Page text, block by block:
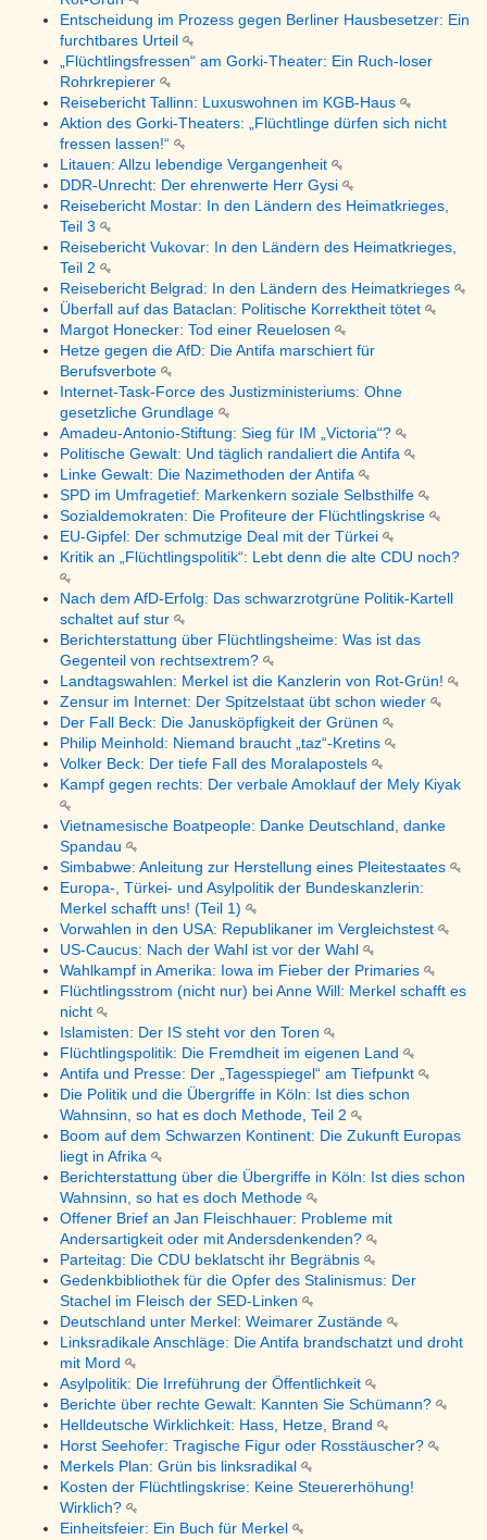
Entscheidung im Prozess gegen Berliner Hausbesetzer: Ein
furchtbares Urteil
„Flüchtlingsfressen“ am Gorki-Theater: Ein Ruch-loser
Rohrkrepierer
Reisebericht Tallinn: Luxuswohnen im KGB-Haus
Aktion des Gorki-Theaters: „Flüchtlinge dürfen sich nicht
fressen lassen!“
Litauen: Allzu lebendige Vergangenheit
DDR-Unrecht: Der ehrenwerte Herr Gysi
Reisebericht Mostar: In den Ländern des Heimatkrieges,
Teil 3
Reisebericht Vukovar: In den Ländern des Heimatkrieges,
Teil 2
Reisebericht Belgrad: In den Ländern des Heimatkrieges
Überfall auf das Bataclan: Politische Korrektheit tötet
Margot Honecker: Tod einer Reuelosen
Hetze gegen die AfD: Die Antifa marschiert für
Berufsverbote
Internet-Task-Force des Justizministeriums: Ohne
gesetzliche Grundlage
Amadeu-Antonio-Stiftung: Sieg für IM „Victoria“?
Politische Gewalt: Und täglich randaliert die Antifa
Linke Gewalt: Die Nazimethoden der Antifa
SPD im Umfragetief: Markenkern soziale Selbsthilfe
Sozialdemokraten: Die Profiteure der Flüchtlingskrise
EU-Gipfel: Der schmutzige Deal mit der Türkei
Kritik an „Flüchtlingspolitik“: Lebt denn die alte CDU noch?
Nach dem AfD-Erfolg: Das schwarzrotgrüne Politik-Kartell
schaltet auf stur
Berichterstattung über Flüchtlingsheime: Was ist das
Gegenteil von rechtsextrem?
Landtagswahlen: Merkel ist die Kanzlerin von Rot-Grün!
Zensur im Internet: Der Spitzelstaat übt schon wieder
Der Fall Beck: Die Janusköpfigkeit der Grünen
Philip Meinhold: Niemand braucht „taz“-Kretins
Volker Beck: Der tiefe Fall des Moralapostels
Kampf gegen rechts: Der verbale Amoklauf der Mely Kiyak
Vietnamesische Boatpeople: Danke Deutschland, danke
Spandau
Simbabwe: Anleitung zur Herstellung eines Pleitestaates
Europa-, Türkei- und Asylpolitik der Bundeskanzlerin:
Merkel schafft uns! (Teil 1)
Vorwahlen in den USA: Republikaner im Vergleichstest
US-Caucus: Nach der Wahl ist vor der Wahl
Wahlkampf in Amerika: Iowa im Fieber der Primaries
Flüchtlingsstrom (nicht nur) bei Anne Will: Merkel schafft es
nicht
Islamisten: Der IS steht vor den Toren
Flüchtlingspolitik: Die Fremdheit im eigenen Land
Antifa und Presse: Der „Tagesspiegel“ am Tiefpunkt
Die Politik und die Übergriffe in Köln: Ist dies schon
Wahnsinn, so hat es doch Methode, Teil 2
Boom auf dem Schwarzen Kontinent: Die Zukunft Europas
liegt in Afrika
Berichterstattung über die Übergriffe in Köln: Ist dies schon
Wahnsinn, so hat es doch Methode
Offener Brief an Jan Fleischhauer: Probleme mit
Andersartigkeit oder mit Andersdenkenden?
Parteitag: Die CDU beklatscht ihr Begräbnis
Gedenkbibliothek für die Opfer des Stalinismus: Der
Stachel im Fleisch der SED-Linken
Deutschland unter Merkel: Weimarer Zustände
Linksradikale Anschläge: Die Antifa brandschatzt und droht
mit Mord
Asylpolitik: Die Irreführung der Öffentlichkeit
Berichte über rechte Gewalt: Kannten Sie Schümann?
Helldeutsche Wirklichkeit: Hass, Hetze, Brand
Horst Seehofer: Tragische Figur oder Rosstäuscher?
Merkels Plan: Grün bis linksradikal
Kosten der Flüchtlingskrise: Keine Steuererhöhung!
Wirklich?
Einheitsfeier: Ein Buch für Merkel